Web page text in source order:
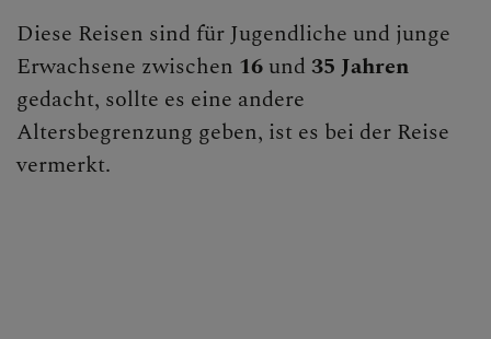
MITMACHEN
BEGEGNEN
Diese Reisen sind für Jugendliche und junge
Erwachsene zwischen 16und 35 Jahren
gedacht, sollte es eine andere
Altersbegrenzung geben, ist es bei der Reise
vermerkt.